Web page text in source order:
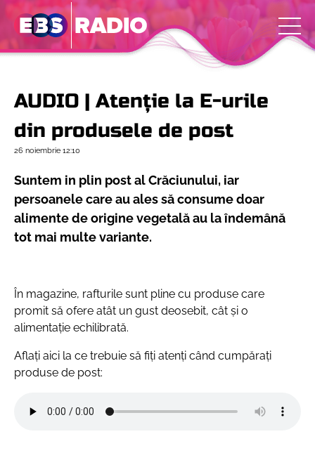
AUDIO | Atenție la E-urile
din produsele de post
26 noiembrie 12:10
Suntem in plin post al Crăciunului, iar
persoanele care au ales să consume doar
alimente de origine vegetală au la îndemână
tot mai multe variante.
În magazine, rafturile sunt pline cu produse care
promit să ofere atât un gust deosebit, cât și o
alimentație echilibrată.
Aflați aici la ce trebuie să fiți atenți când cumpărați
produse de post: